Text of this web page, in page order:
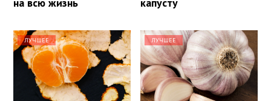
на всю жизнь
капусту
ЛУЧШЕЕ ЛУЧШЕЕ